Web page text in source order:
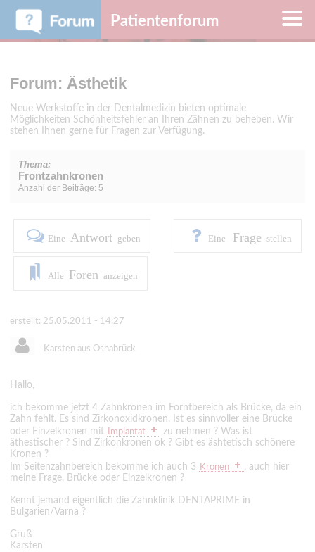
Patientenforum
Forum: Ästhetik
Neue Werkstoffe in der Dentalmedizin bieten optimale
Möglichkeiten Schönheitsfehler an Ihren Zähnen zu beheben. Wir
stehen Ihnen gerne für Fragen zur Verfügung.
Thema:
Frontzahnkronen
Anzahl der Beiträge: 5
Eine Antwort geben Eine Frage stellen
Alle Foren anzeigen
erstellt: 25.05.2011 - 14:27
Karsten aus Osnabrück
Hallo,
ich bekomme jetzt 4 Zahnkronen im Forntbereich als Brücke, da ein
Zahn fehlt. Es sind Zirkonoxidkronen. Ist es sinnvoller eine Brücke
oder Einzelkronen mit
Implantat
zu nehmen ? Was ist
äthestischer ? Sind Zirkonkronen ok ? Gibt es äshtetisch schönere
Kronen ?
Im Seitenzahnbereich bekomme ich auch 3
Kronen
, auch hier
meine Frage, Brücke oder Einzelkronen ?
Kennt jemand eigentlich die Zahnklinik DENTAPRIME in
Bulgarien/Varna ?
Gruß
Karsten